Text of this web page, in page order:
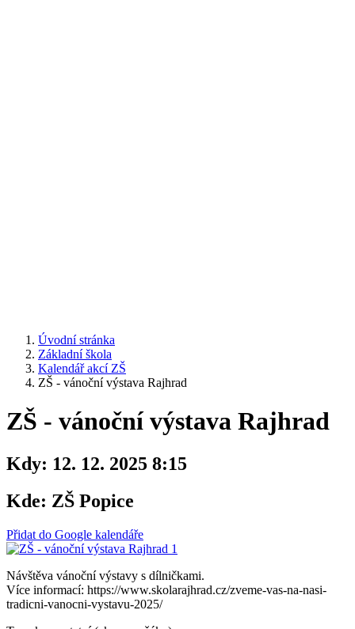
Úvodní stránka
Základní škola
Kalendář akcí ZŠ
ZŠ - vánoční výstava Rajhrad
ZŠ - vánoční výstava Rajhrad
Kdy: 12. 12. 2025 8:15
Kde: ZŠ Popice
Přidat do Google kalendáře
Návštěva vánoční výstavy s dílničkami.
Více informací: https://www.skolarajhrad.cz/zveme-vas-na-nasi-
tradicni-vanocni-vystavu-2025/